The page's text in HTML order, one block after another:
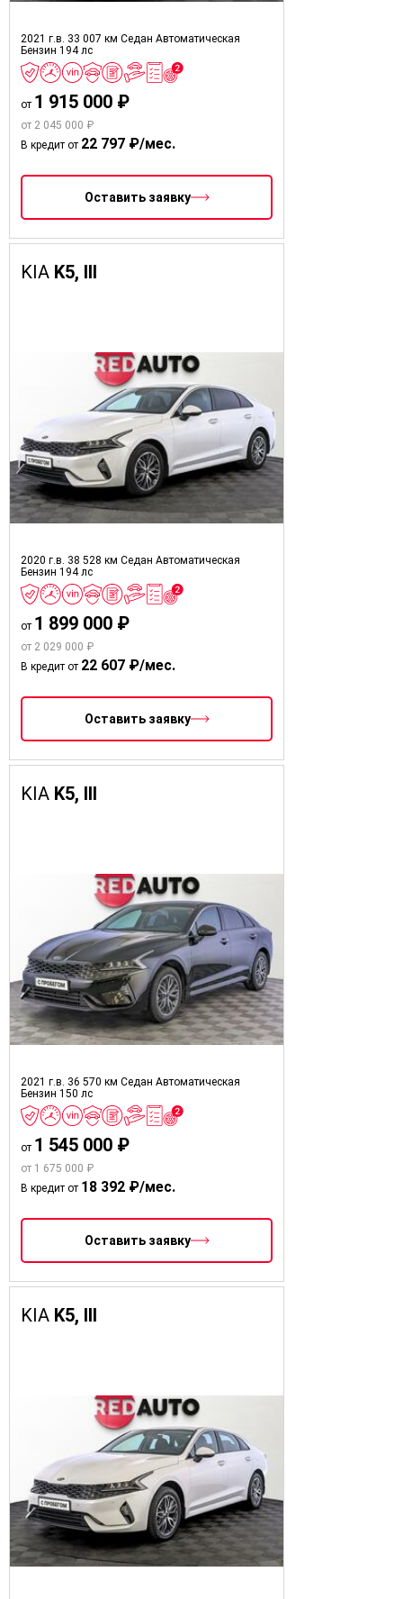
2021 г.в. 33 007 км Седан Автоматическая
Бензин 194 лс
от 1 915 000 ₽
от 2 045 000 ₽
В кредит от 22 797 ₽/мес.
Оставить заявку
KIA K5, III
2020 г.в. 38 528 км Седан Автоматическая
Бензин 194 лс
от 1 899 000 ₽
от 2 029 000 ₽
В кредит от 22 607 ₽/мес.
Оставить заявку
KIA K5, III
2021 г.в. 36 570 км Седан Автоматическая
Бензин 150 лс
от 1 545 000 ₽
от 1 675 000 ₽
В кредит от 18 392 ₽/мес.
Оставить заявку
KIA K5, III